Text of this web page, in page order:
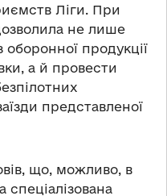
Ліги. При
не лише
продукції
а й провести
представленої
що, можливо, в
спеціалізована